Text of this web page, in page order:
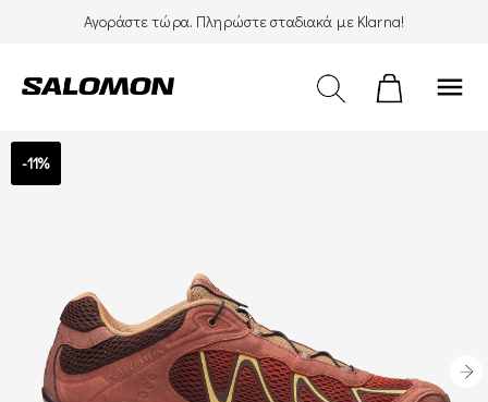
Αγοράστε τώρα. Πληρώστε σταδιακά με Klarna!
menu
-11%